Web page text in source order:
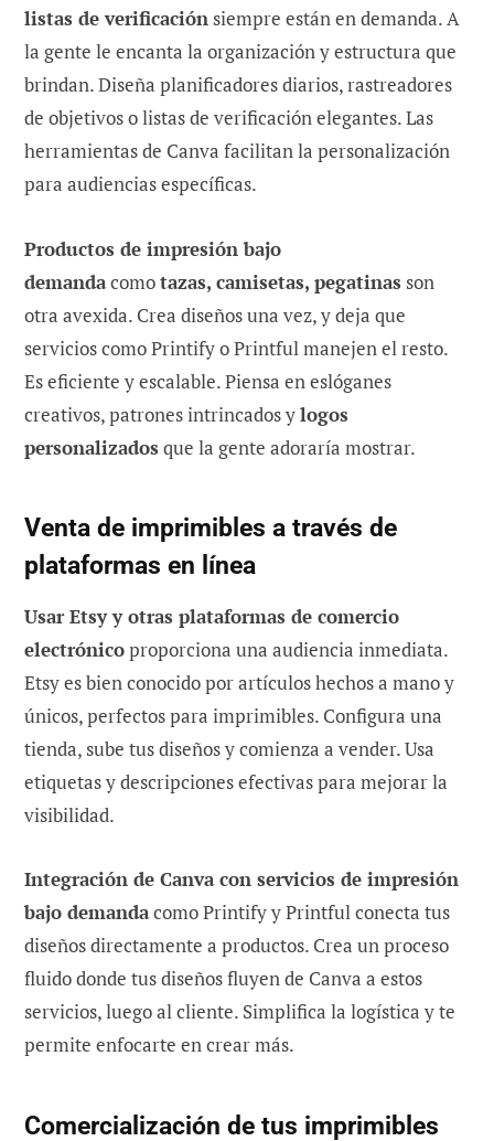
listas de verificación siempre están en demanda. A
la gente le encanta la organización y estructura que
brindan. Diseña planificadores diarios, rastreadores
de objetivos o listas de verificación elegantes. Las
herramientas de Canva facilitan la personalización
para audiencias específicas.
Productos de impresión bajo
demandacomotazas, camisetas, pegatinas son
otra avexida. Crea diseños una vez, y deja que
servicios como Printify o Printful manejen el resto.
Es eficiente y escalable. Piensa en eslóganes
creativos, patrones intrincados ylogos
personalizados que la gente adoraría mostrar.
Venta de imprimibles a través de
plataformas en línea
Usar Etsy y otras plataformas de comercio
electrónicoproporciona una audiencia inmediata.
Etsy es bien conocido por artículos hechos a mano y
únicos, perfectos para imprimibles. Configura una
tienda, sube tus diseños y comienza a vender. Usa
etiquetas y descripciones efectivas para mejorar la
visibilidad.
Integración de Canva con servicios de impresión
bajo demandacomo Printify y Printful conecta tus
diseños directamente a productos. Crea un proceso
fluido donde tus diseños fluyen de Canva a estos
servicios, luego al cliente. Simplifica la logística y te
permite enfocarte en crear más.
Comercialización de tus imprimibles